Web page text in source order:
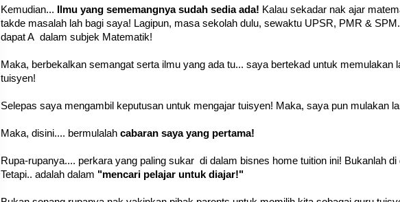
Kemudian... Ilmu yang sememangnya sudah sedia ada! Kalau sekadar nak ajar
takde masalah lah bagi saya! Lagipun, masa sekolah dulu, sewaktu UPSR, PMR &
dapat A dalam subjek Matematik!
Maka, berbekalkan semangat serta ilmu yang ada tu... saya bertekad untuk memulakan
tuisyen!
Selepas saya mengambil keputusan untuk mengajar tuisyen! Maka, saya pun mulakan
Maka, disini.... bermulalah cabaran saya yang pertama!
Rupa-rupanya.... perkara yang paling sukar di dalam bisnes home tuition ini! Bukanlah di
Tetapi.. adalah dalam "mencari pelajar untuk diajar!"